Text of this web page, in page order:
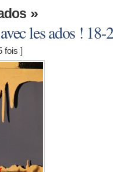
»
les ados !
fois ]